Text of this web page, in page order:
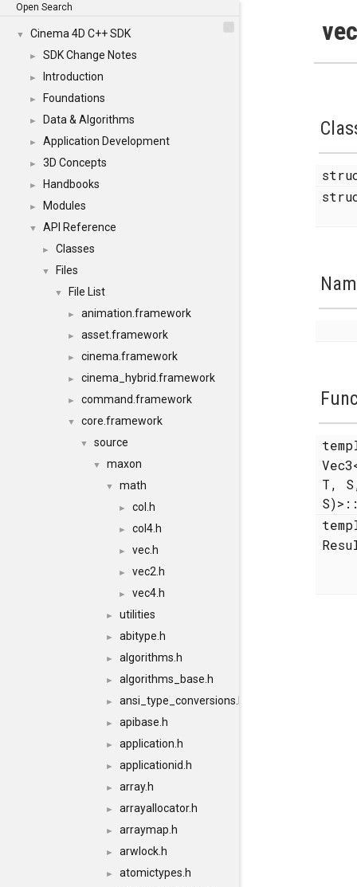
Open Search
▼ Cinema 4D C++ SDK
► SDK Change Notes
► Introduction
► Foundations
► Data & Algorithms
► Application Development
► 3D Concepts
► Handbooks
► Modules
▼ API Reference
► Classes
▼ Files
▼ File List
► animation.framework
► asset.framework
► cinema.framework
► cinema_hybrid.framework
► command.framework
▼ core.framework
▼ source
▼ maxon
▼ math
► col.h
► col4.h
► vec.h
► vec2.h
► vec4.h
► utilities
► abitype.h
► algorithms.h
► algorithms_base.h
► ansi_type_conversions.h
► apibase.h
► application.h
► applicationid.h
► array.h
► arrayallocator.h
► arraymap.h
► arwlock.h
► atomictypes.h
T,